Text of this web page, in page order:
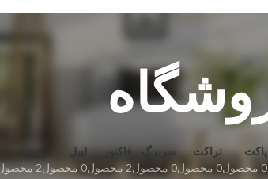
پاکت
0 محصول
تراکت
0 محصول
سربرگ
0 محصول
فاکتور
2 محصول
لیبل
0 محصول
2 محصول